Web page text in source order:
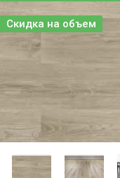
Скидка на объем